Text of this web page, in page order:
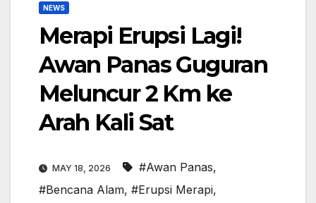
NEWS
Merapi Erupsi Lagi!
Awan Panas Guguran
Meluncur 2 Km ke
Arah Kali Sat
MAY 18, 2026 #Awan Panas,
#Bencana Alam, #Erupsi Merapi,